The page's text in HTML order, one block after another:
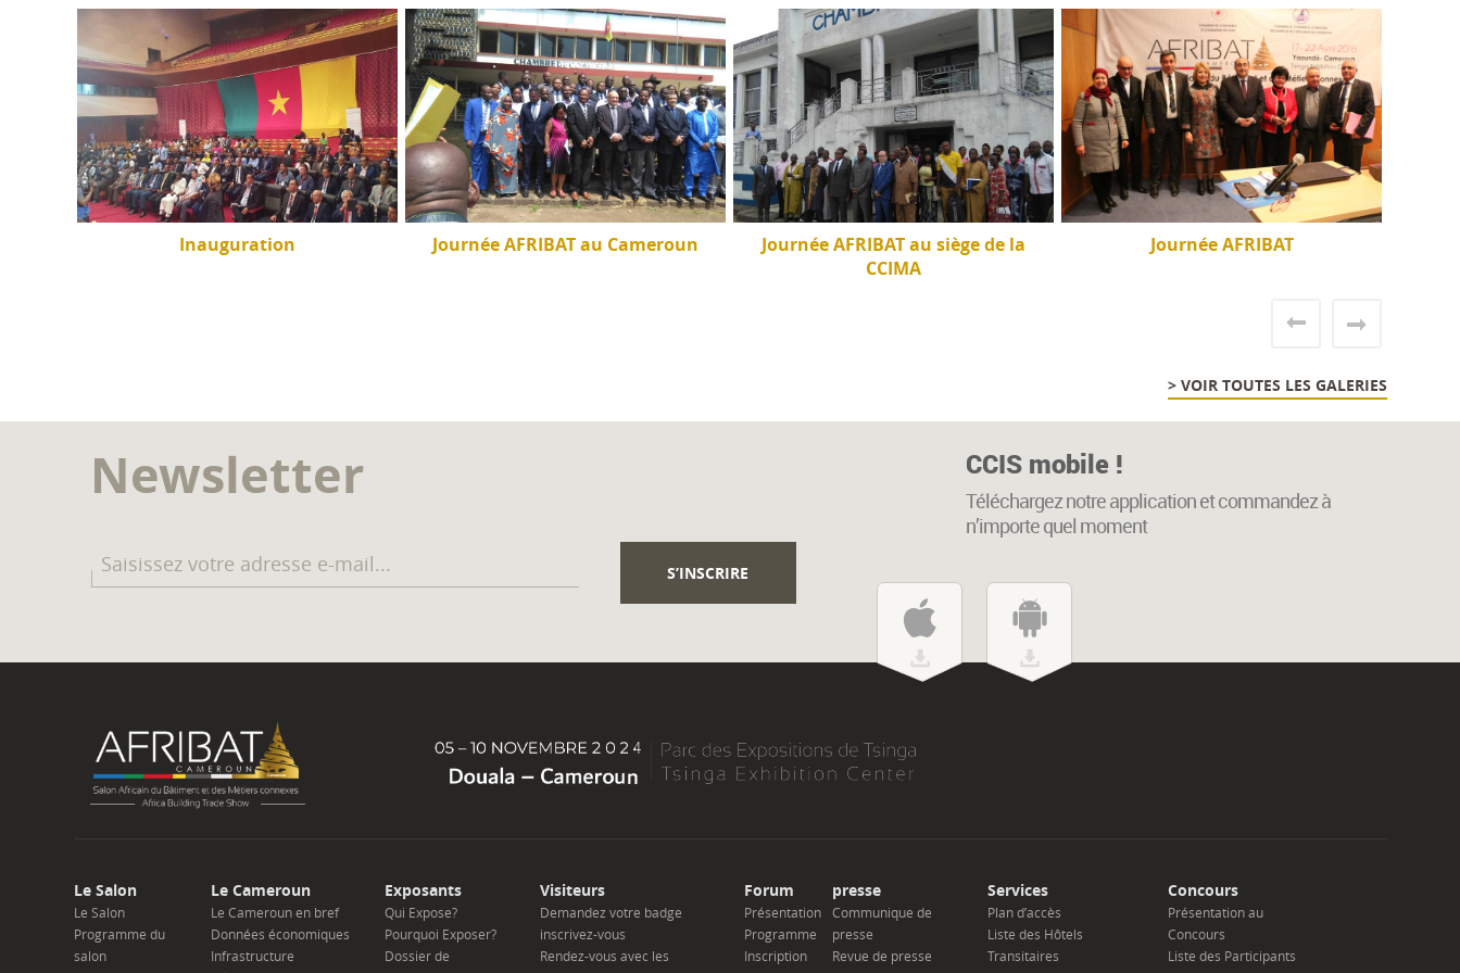
Inauguration Journée AFRIBAT au Cameroun
Journée AFRIBAT au siège de la
CCIMA
Journée AFRIBAT
> VOIR TOUTES LES GALERIES
Newsletter CCIS mobile !
Téléchargez notre application et commandez à
n’importe quel moment
Le Salon
Le Salon
Programme du
salon
Le Cameroun
Le Cameroun en bref
Données économiques
Infrastructure
Exposants
Qui Expose?
Pourquoi Exposer?
Dossier de
Visiteurs
Demandez votre badge
inscrivez-vous
Rendez-vous avec les
Forum
Présentation
Programme
Inscription
presse
Communique de
presse
Revue de presse
Services
Plan d’accès
Liste des Hôtels
Transitaires
Concours
Présentation au
Concours
Liste des Participants